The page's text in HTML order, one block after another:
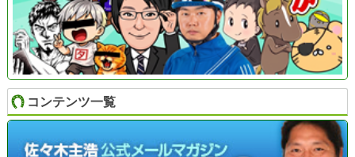
コンテンツ一覧